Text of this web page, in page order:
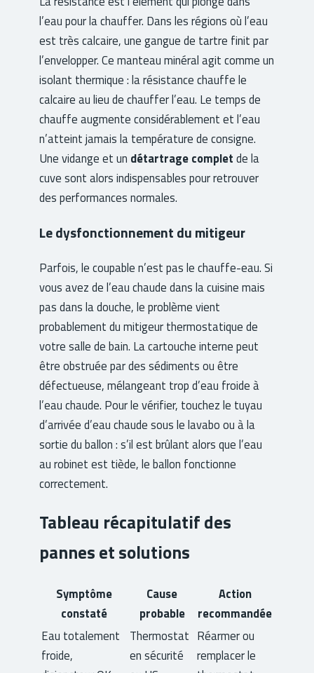
l’eau pour la chauffer. Dans les régions où l’eau
est très calcaire, une gangue de tartre finit par
l’envelopper. Ce manteau minéral agit comme un
isolant thermique : la résistance chauffe le
calcaire au lieu de chauffer l’eau. Le temps de
chauffe augmente considérablement et l’eau
n’atteint jamais la température de consigne.
Une vidange et un détartrage complet de la
cuve sont alors indispensables pour retrouver
des performances normales.
Le dysfonctionnement du mitigeur
Parfois, le coupable n’est pas le chauffe-eau. Si
vous avez de l’eau chaude dans la cuisine mais
pas dans la douche, le problème vient
probablement du mitigeur thermostatique de
votre salle de bain. La cartouche interne peut
être obstruée par des sédiments ou être
défectueuse, mélangeant trop d’eau froide à
l’eau chaude. Pour le vérifier, touchez le tuyau
d’arrivée d’eau chaude sous le lavabo ou à la
sortie du ballon : s’il est brûlant alors que l’eau
au robinet est tiède, le ballon fonctionne
correctement.
Tableau récapitulatif des
pannes et solutions
Symptôme
constaté
Cause
probable
Action
recommandée
Eau totalement
froide,
Thermostat
en sécurité
Réarmer ou
remplacer le